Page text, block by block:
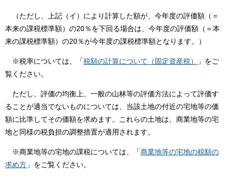
（ただし、上記（イ）により計算した額が、今年度の評価額（＝
本来の課税標準額）の20％を下回る場合は、今年度の評価額（＝本
来の課税標準額）の20％が今年度の課税標準額となります。）
※税率については、「税額の計算について（固定資産税）
」をご
覧ください。
ただし、評価の均衡上、一般の山林等の評価方法によって評価す
ることが適当でないものについては、当該土地の付近の宅地等の価
額に比準してその価額を求めます。これらの土地は、商業地等の宅
地と同様の税負担の調整措置が適用されます。
※商業地等の宅地の課税については、「商業地等の宅地の税額の
求め方 」をご覧ください。